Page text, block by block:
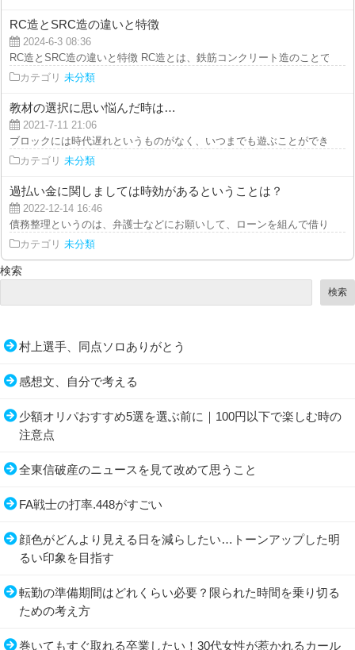
RC造とSRC造の違いと特徴
2024-6-3 08:36
RC造とSRC造の違いと特徴 RC造とは、鉄筋コンクリート造のことで、
カテゴリ 未分類
教材の選択に思い悩んだ時は…
2021-7-11 21:06
ブロックには時代遅れというものがなく、いつまでも遊ぶことができる教
カテゴリ 未分類
過払い金に関しましては時効があるということは？
2022-12-14 16:46
債務整理というのは、弁護士などにお願いして、ローンを組んで借りた金
カテゴリ 未分類
検索
検索
村上選手、同点ソロありがとう
感想文、自分で考える
少額オリパおすすめ5選を選ぶ前に｜100円以下で楽しむ時の
注意点
全東信破産のニュースを見て改めて思うこと
FA戦士の打率.448がすごい
顔色がどんより見える日を減らしたい…トーンアップした明
るい印象を目指す
転勤の準備期間はどれくらい必要？限られた時間を乗り切る
ための考え方
巻いてもすぐ取れる卒業したい！30代女性が惹かれるカール